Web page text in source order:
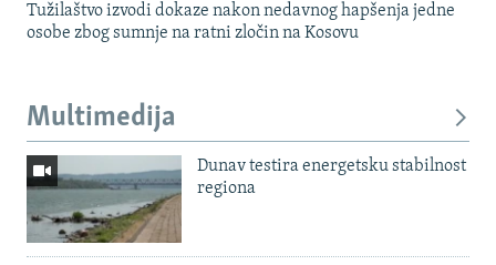
Tužilaštvo izvodi dokaze nakon nedavnog hapšenja jedne
osobe zbog sumnje na ratni zločin na Kosovu
Multimedija
Dunav testira energetsku stabilnost
regiona